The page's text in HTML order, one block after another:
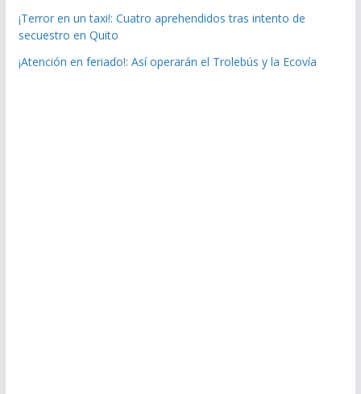
¡Terror en un taxi!: Cuatro aprehendidos tras intento de
secuestro en Quito
¡Atención en feriado!: Así operarán el Trolebús y la Ecovía